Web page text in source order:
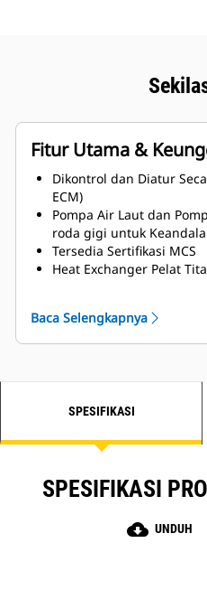
Fitur Utama &
Dikontrol dan Diatur
ECM)
Pompa Air Laut dan
roda gigi untuk
Tersedia Sertifikasi MCS
Heat Exchanger Pelat
Baca Selengkapnya
SPESIFIKASI
SPESIFIKASI
cloud_download UNDUH